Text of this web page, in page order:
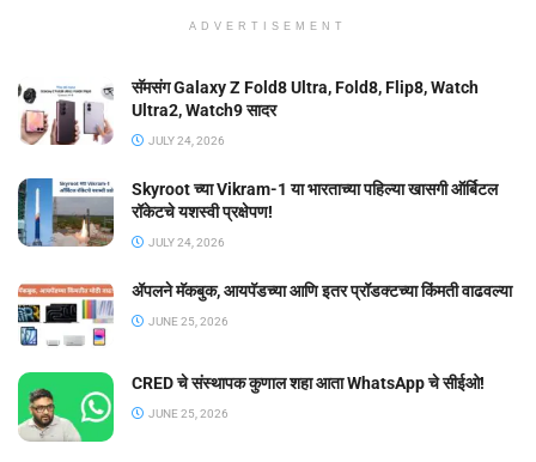
ADVERTISEMENT
सॅमसंग Galaxy Z Fold8 Ultra, Fold8, Flip8, Watch
Ultra2, Watch9 सादर
JULY 24, 2026
Skyroot च्या Vikram-1 या भारताच्या पहिल्या खासगी ऑर्बिटल
रॉकेटचे यशस्वी प्रक्षेपण!
JULY 24, 2026
ॲपलने मॅकबुक, आयपॅडच्या आणि इतर प्रॉडक्टच्या किंमती वाढवल्या
JUNE 25, 2026
CRED चे संस्थापक कुणाल शहा आता WhatsApp चे सीईओ!
JUNE 25, 2026